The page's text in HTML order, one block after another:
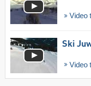
Video
Ski
Video